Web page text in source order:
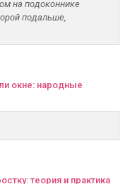
на подоконнике
подальше,
окне: народные
теория и практика